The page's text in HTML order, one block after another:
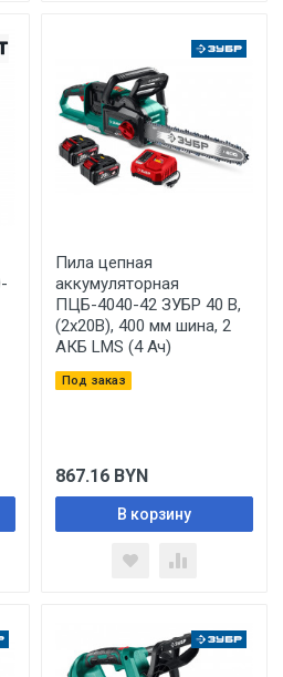
Пила цепная
аккумуляторная
ПЦБ-4040-42 ЗУБР 40 В,
(2x20В), 400 мм шина, 2
АКБ LMS (4 Ач)
Под заказ
867.16 BYN
В корзину